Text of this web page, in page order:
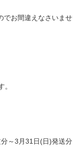
でお間違えなさいませ
～3月31日(日)発送分